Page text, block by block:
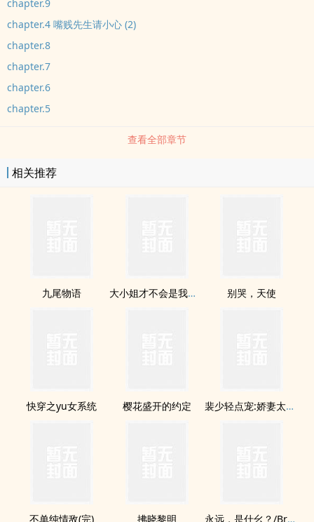
不了自己了，对吧?」这次，他沉默了。------------------------------------
--*嗨呦~我是桃子，请记住杀手小姐与总裁先生、只在POPO和
instagram连载呦点我看桃子的IG--------------------------------------【更
文时间】周一到周五更新六ri不更--------------------------------------之后
请敬请期待请叫我钱很多小姐。书封由小刚製作，侵权告知会，我会
chapter.9
chapter.4 嘴贱先生请小心 (2)
chapter.8
chapter.7
chapter.6
chapter.5
查看全部章节
相关推荐
九尾物语 大小姐才不会是我家女僕 别哭，天使
快穿之yu女系统 樱花盛开的约定 裴少轻点宠:娇妻太撩人
不单纯情敌(完) 拂晓黎明 永远，是什幺？/Bread &amp; Love